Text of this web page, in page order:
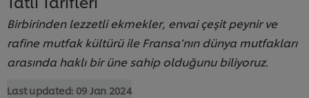
Birbirinden lezzetli ekmekler, envai çeşit peynir ve
rafine mutfak kültürü ile Fransa’nın dünya mutfakları
arasında haklı bir üne sahip olduğunu biliyoruz.
Last updated: 09 Jan 2024